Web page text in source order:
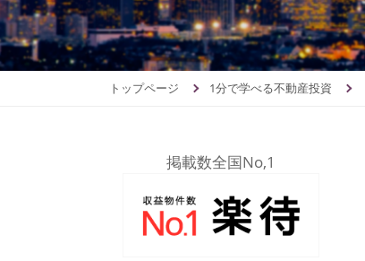
トップページ 1分で学べる不動産投資
掲載数全国No,1